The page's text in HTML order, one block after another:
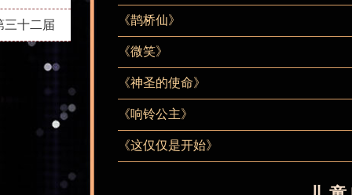
三十二届 《鹊桥仙》
《微笑》
《神圣的使命》
《响铃公主》
《这仅仅是开始》